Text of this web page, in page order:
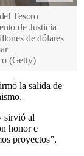
Tesoro
de Justicia
de dólares
(Getty)
la salida de
sirvió al
honor e
proyectos”,